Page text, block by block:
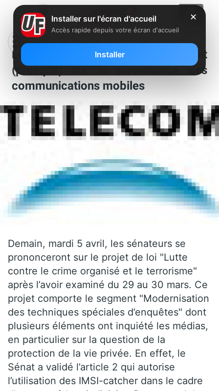
Les opérateurs se prononcent
(presque) sur la surveillance des
communications mobiles
Demain, mardi 5 avril, les sénateurs se
prononceront sur le projet de loi "Lutte
contre le crime organisé et le terrorisme"
après l’avoir examiné du 29 au 30 mars. Ce
projet comporte le segment "Modernisation
des techniques spéciales d’enquêtes" dont
plusieurs éléments ont inquiété les médias,
en particulier sur la question de la
protection de la vie privée. En effet, le
Sénat a validé l’article 2 qui autorise
l’utilisation des IMSI-catcher dans le cadre
✕
Installer sur l'écran d'accueil
Accès rapide depuis votre écran d'accueil
Installer